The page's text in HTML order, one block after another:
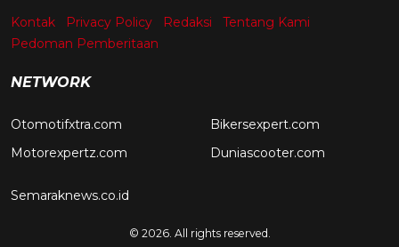
Kontak Privacy Policy Redaksi
Tentang Kami
Pedoman Pemberitaan
NETWORK
Otomotifxtra.com
Motorexpertz.com
Bikersexpert.com
Duniascooter.com
Semaraknews.co.id
© 2026. All rights reserved.